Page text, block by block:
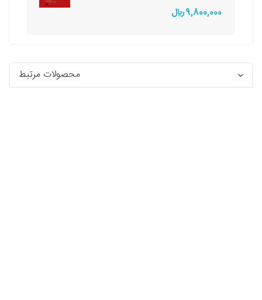
9,800,000 ريال
محصولات مرتبط